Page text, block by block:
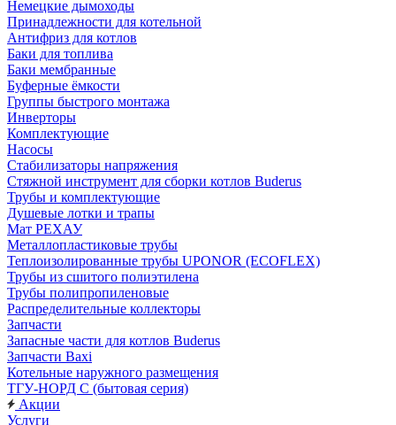
Немецкие дымоходы
Принадлежности для котельной
Антифриз для котлов
Баки для топлива
Баки мембранные
Буферные ёмкости
Группы быстрого монтажа
Инверторы
Комплектующие
Насосы
Стабилизаторы напряжения
Стяжной инструмент для сборки котлов Buderus
Трубы и комплектующие
Душевые лотки и трапы
Мат РЕХАУ
Металлопластиковые трубы
Теплоизолированные трубы UPONOR (ECOFLEX)
Трубы из сшитого полиэтилена
Трубы полипропиленовые
Распределительные коллекторы
Запчасти
Запасные части для котлов Buderus
Запчасти Baxi
Котельные наружного размещения
ТГУ-НОРД С (бытовая серия)
Акции
Услуги